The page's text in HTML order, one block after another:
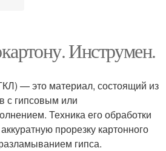
Инструмен.
— это материал, состоящий из
с гипсовым или
Техника его обработки
прорезку картонного
гипса.